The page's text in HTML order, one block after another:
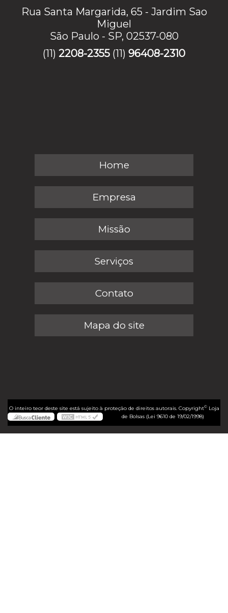
Rua Santa Margarida, 65 - Jardim Sao
Miguel
São Paulo - SP, 02537-080
(11) 2208-2355 (11) 96408-2310
Home
Empresa
Missão
Serviços
Contato
Mapa do site
O inteiro teor deste site está sujeito à proteção de direitos autorais. Copyright©Loja
de Bolsas (Lei 9610 de 19/02/1998)